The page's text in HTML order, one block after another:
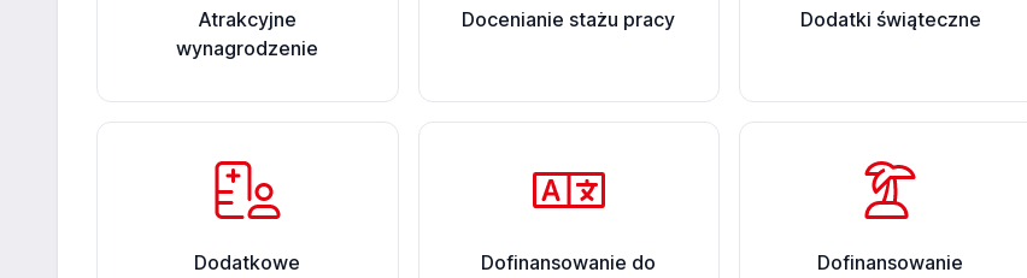
Atrakcyjne
wynagrodzenie
Docenianie stażu pracy Dodatki świąteczne
Dodatkowe
Dofinansowanie do
Dofinansowanie